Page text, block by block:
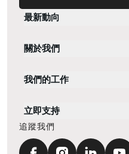
最新動向
關於我們
我們的工作
立即支持
追蹤我們